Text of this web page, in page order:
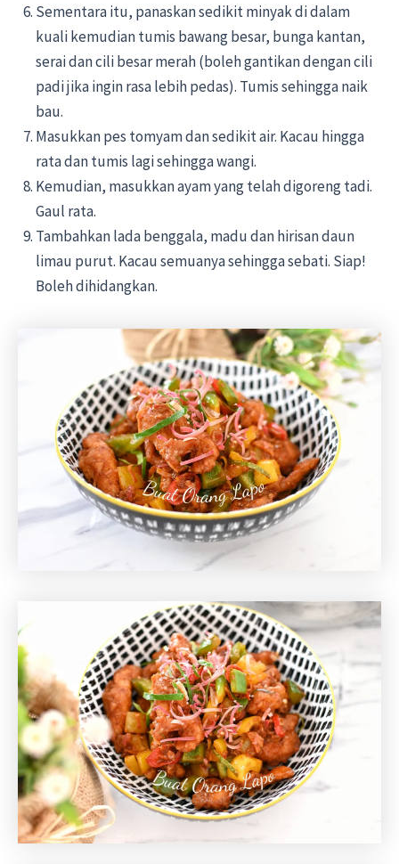
Sementara itu, panaskan sedikit minyak di dalam
kuali kemudian tumis bawang besar, bunga kantan,
serai dan cili besar merah (boleh gantikan dengan cili
padi jika ingin rasa lebih pedas). Tumis sehingga naik
bau.
Masukkan pes tomyam dan sedikit air. Kacau hingga
rata dan tumis lagi sehingga wangi.
Kemudian, masukkan ayam yang telah digoreng tadi.
Gaul rata.
Tambahkan lada benggala, madu dan hirisan daun
limau purut. Kacau semuanya sehingga sebati. Siap!
Boleh dihidangkan.